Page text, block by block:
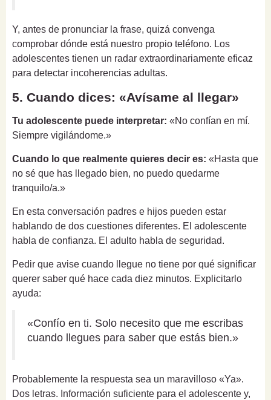
Y, antes de pronunciar la frase, quizá convenga
comprobar dónde está nuestro propio teléfono. Los
adolescentes tienen un radar extraordinariamente eficaz
para detectar incoherencias adultas.
5. Cuando dices: «Avísame al llegar»
Tu adolescente puede interpretar: «No confían en mí.
Siempre vigilándome.»
Cuando lo que realmente quieres decir es: «Hasta que
no sé que has llegado bien, no puedo quedarme
tranquilo/a.»
En esta conversación padres e hijos pueden estar
hablando de dos cuestiones diferentes. El adolescente
habla de confianza. El adulto habla de seguridad.
Pedir que avise cuando llegue no tiene por qué significar
querer saber qué hace cada diez minutos. Explicitarlo
ayuda:
«Confío en ti. Solo necesito que me escribas
cuando llegues para saber que estás bien.»
Probablemente la respuesta sea un maravilloso «Ya».
Dos letras. Información suficiente para el adolescente y,